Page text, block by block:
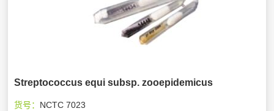
Streptococcus equi subsp. zooepidemicus
货号： NCTC 7023